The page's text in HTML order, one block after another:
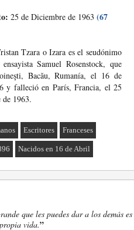
25 de Diciembre de 1963 (67
Tzara o Izara es el seudónimo
Samuel Rosenstock, que
Bacău, Rumanía, el 16 de
y falleció en París, Francia, el 25
1963.
Escritores Franceses
Nacidos en 16 de Abril
que les puedes dar a los demás es
vida.”